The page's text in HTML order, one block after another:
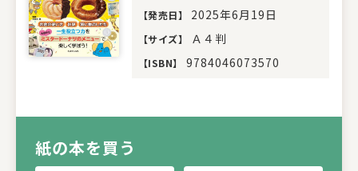
【発売日】 2025年6月19日
【サイズ】 Ａ４判
【ISBN】 9784046073570
紙の本を買う